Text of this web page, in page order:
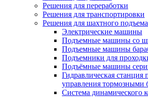
Решения для переработки
Решения для транспортировки
Решения для шахтного подъема
Электрические машины
Подъемные машины со
Подъемные машины
Подъемники для
Подъёмные машины
Гидравлическая станция
управления тормозными
Система динамического